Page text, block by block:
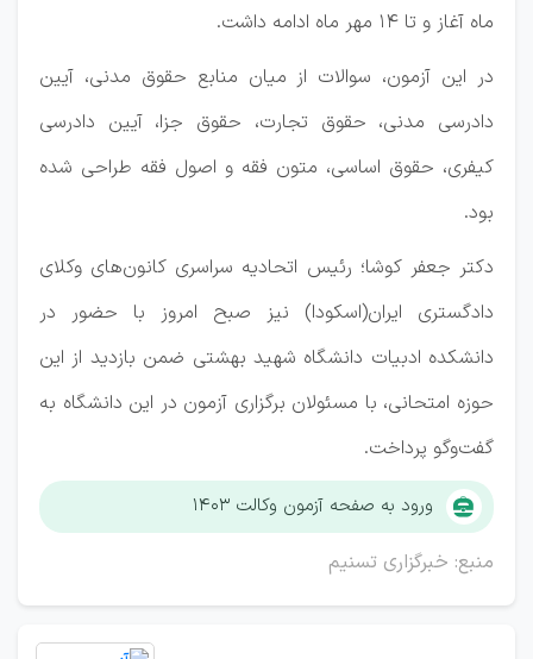
ماه آغاز و تا 14 مهر ماه ادامه داشت.
در این آزمون، سوالات از میان منابع حقوق مدنی، آیین
دادرسی مدنی، حقوق تجارت، حقوق جزا، آیین دادرسی
کیفری، حقوق اساسی، متون فقه و اصول فقه طراحی شده
بود.
دکتر جعفر کوشا؛ رئیس اتحادیه سراسری کانون‌های وکلای
دادگستری ایران(اسکودا) نیز صبح امروز با حضور در
دانشکده ادبیات دانشگاه شهید بهشتی ضمن بازدید از این
حوزه امتحانی، با مسئولان برگزاری آزمون در این دانشگاه به
گفت‌وگو پرداخت.
ورود به صفحه آزمون وکالت ۱۴۰۳
منبع: خبرگزاری تسنیم